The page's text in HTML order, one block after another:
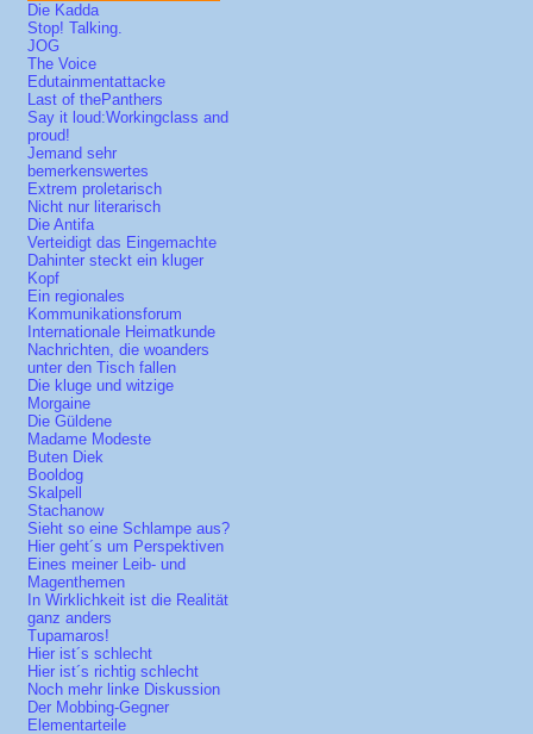
Die Kadda
Stop! Talking.
JOG
The Voice
Edutainmentattacke
Last of thePanthers
Say it loud:Workingclass and
proud!
Jemand sehr
bemerkenswertes
Extrem proletarisch
Nicht nur literarisch
Die Antifa
Verteidigt das Eingemachte
Dahinter steckt ein kluger
Kopf
Ein regionales
Kommunikationsforum
Internationale Heimatkunde
Nachrichten, die woanders
unter den Tisch fallen
Die kluge und witzige
Morgaine
Die Güldene
Madame Modeste
Buten Diek
Booldog
Skalpell
Stachanow
Sieht so eine Schlampe aus?
Hier geht´s um Perspektiven
Eines meiner Leib- und
Magenthemen
In Wirklichkeit ist die Realität
ganz anders
Tupamaros!
Hier ist´s schlecht
Hier ist´s richtig schlecht
Noch mehr linke Diskussion
Der Mobbing-Gegner
Elementarteile